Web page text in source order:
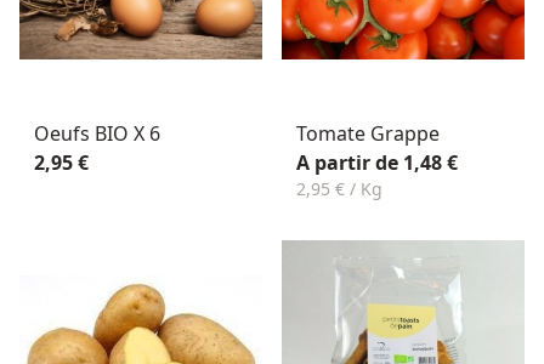
Oeufs BIO X 6
2,95 €
Tomate Grappe
A partir de 1,48 €
2,95 € / Kg